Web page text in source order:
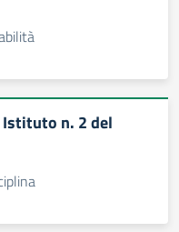
Istituto n. 2 del